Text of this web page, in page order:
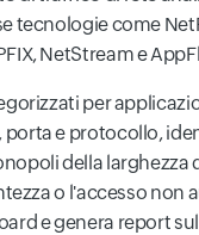
tecnologie come
NetStream e
per
porta e protocollo,
della larghezza
o l'accesso non
e genera report